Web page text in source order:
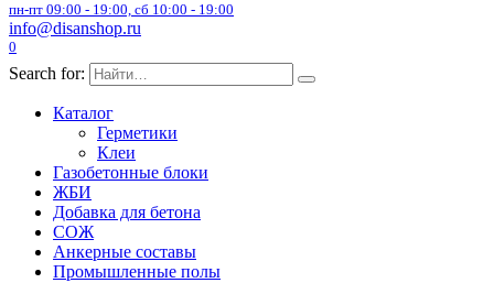
пн-пт 09:00 - 19:00, сб 10:00 - 19:00
info@disanshop.ru
0
Search for:
Каталог
Герметики
Клеи
Газобетонные блоки
ЖБИ
Добавка для бетона
СОЖ
Анкерные составы
Промышленные полы